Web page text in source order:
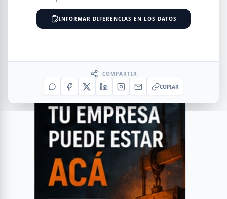
PROVINCIA
INFORMAR DIFERENCIAS EN LOS DATOS
COMPARTIR
COPIAR